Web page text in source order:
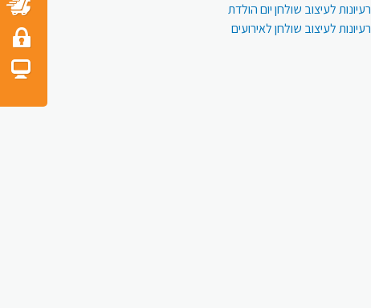
רעיונות לעיצוב שולחן יום הולדת
רעיונות לעיצוב שולחן לאירועים